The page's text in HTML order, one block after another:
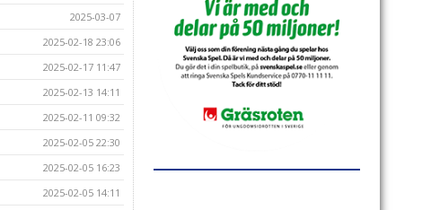
2025-03-07
2025-02-18 23:06
2025-02-17 11:47
2025-02-13 14:11
2025-02-11 09:32
2025-02-05 22:30
2025-02-05 16:23
2025-02-05 14:11